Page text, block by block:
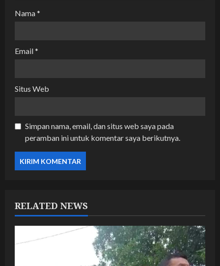
Nama*
Email*
Situs Web
Simpan nama, email, dan situs web saya pada
peramban ini untuk komentar saya berikutnya.
RELATED NEWS